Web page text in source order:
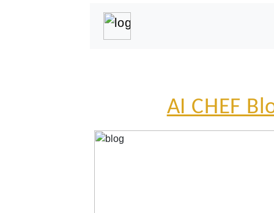
AI CHEF